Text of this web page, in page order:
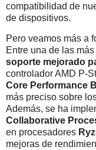
compatibilidad de
de dispositivos.
Pero veamos más a
Entre una de las
soporte mejorado
controlador AMD P-
Core Performance
más preciso sobre
Además, se ha
Collaborative
en procesadores
mejoras de